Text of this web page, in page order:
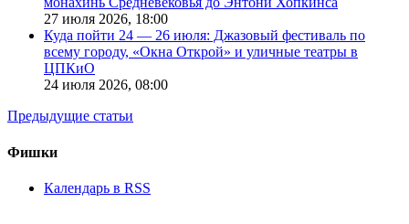
27 июля 2026, 18:00
Куда пойти 24 — 26 июля: Джазовый фестиваль по
всему городу, «Окна Открой» и уличные театры в
ЦПКиО
24 июля 2026, 08:00
Предыдущие статьи
Фишки
Календарь в RSS